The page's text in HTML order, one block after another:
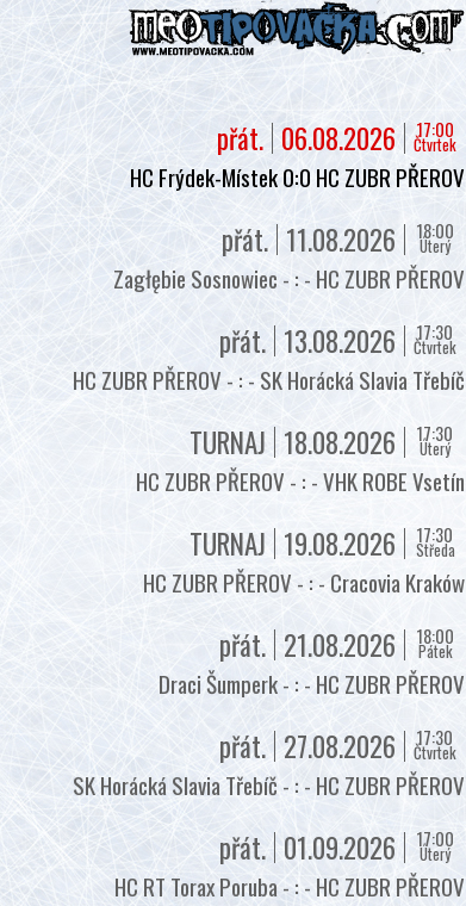
17:00
Čtvrtek
06.08.2026
přát.
HC Frýdek-Místek 0:0 HC ZUBR PŘEROV
18:00
Úterý
11.08.2026
přát.
Zagłębie Sosnowiec - : - HC ZUBR PŘEROV
17:30
Čtvrtek
13.08.2026
přát.
HC ZUBR PŘEROV - : - SK Horácká Slavia Třebíč
17:30
Úterý
18.08.2026
TURNAJ
HC ZUBR PŘEROV - : - VHK ROBE Vsetín
17:30
Středa
19.08.2026
TURNAJ
HC ZUBR PŘEROV - : - Cracovia Kraków
18:00
Pátek
21.08.2026
přát.
Draci Šumperk - : - HC ZUBR PŘEROV
17:30
Čtvrtek
27.08.2026
přát.
SK Horácká Slavia Třebíč - : - HC ZUBR PŘEROV
17:00
Úterý
01.09.2026
přát.
HC RT Torax Poruba - : - HC ZUBR PŘEROV